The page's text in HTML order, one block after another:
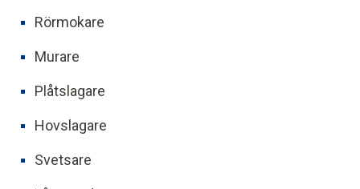
Rörmokare
Murare
Plåtslagare
Hovslagare
Svetsare